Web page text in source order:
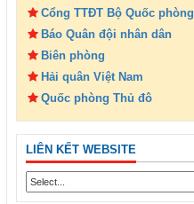
Cổng TTĐT Bộ Quốc phòng
Báo Quân đội nhân dân
Biên phòng
Hải quân Việt Nam
Quốc phòng Thủ đô
LIÊN KẾT WEBSITE